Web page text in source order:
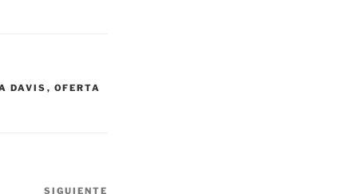
DAVIS , OFERTA
SIGUIENTE